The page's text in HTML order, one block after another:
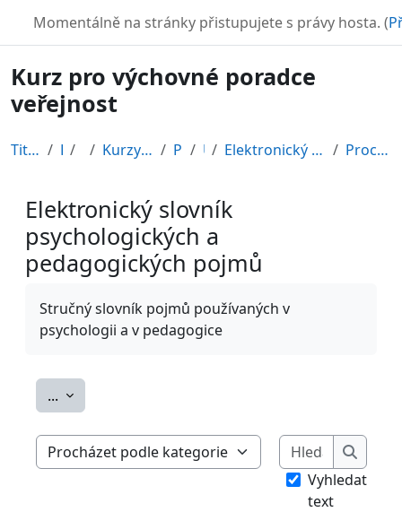
TURBO
Momentálně na stránky přistupujete s právy hosta. (
Kurz pro výchovné poradce
veřejnost
Titulní stránka Kurzy CDV Kurzy připravené v rámci ESF POR12_1 Úvod Elektronický slovník psychologických a pedagogický... Procházet podle kategorie
Elektronický slovník
psychologických a
pedagogických pojmů
Stručný slovník pojmů používaných v
psychologii a v pedagogice
... Exportovat položky
Procházet slovníkem pomocí tohoto rejstříku
Hledat
Hledat
Vyhledat
text